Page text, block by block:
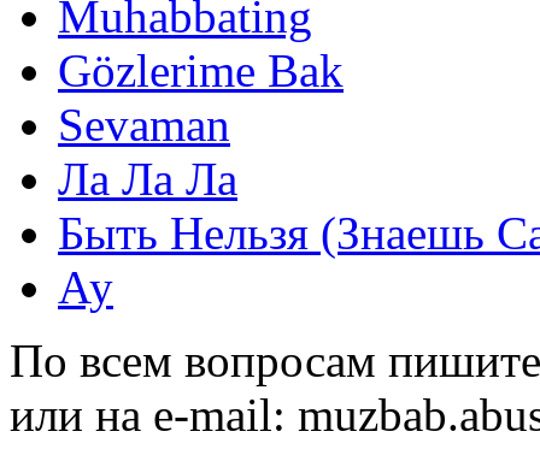
Muhabbating
Gözlerime Bak
Sevaman
Ла Ла Ла
Быть Нельзя (Знаешь
Ау
По всем вопросам
или на e-mail: